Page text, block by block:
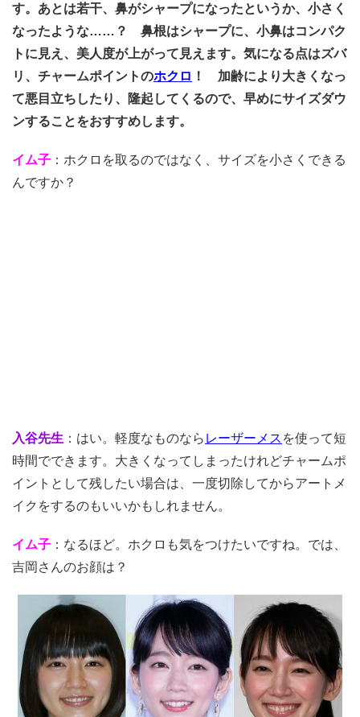
す。あとは若干、鼻がシャープになったというか、小さく
なったような……？ 鼻根はシャープに、小鼻はコンパク
トに見え、美人度が上がって見えます。気になる点はズバ
リ、チャームポイントのホクロ ！ 加齢により大きくなっ
て悪目立ちしたり、隆起してくるので、早めにサイズダウ
ンすることをおすすめします。
イム子 ：ホクロを取るのではなく、サイズを小さくできる
んですか？
入谷先生 ：はい。軽度なものなら レーザーメス を使って短
時間でできます。大きくなってしまったけれどチャームポ
イントとして残したい場合は、一度切除してからアートメ
イクをするのもいいかもしれません。
イム子 ：なるほど。ホクロも気をつけたいですね。では、
吉岡さんのお顔は？